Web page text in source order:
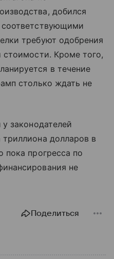
добился
соответствующими
требуют одобрения
стоимости. Кроме того,
в течение
столько ждать не
законодателей
долларов в
пока прогресса по
не
Поделиться